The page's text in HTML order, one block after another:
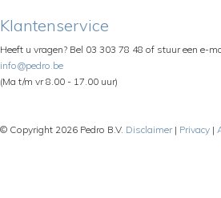
Klantenservice
Heeft u vragen? Bel 03 303 78 48 of stuur een e-
info@pedro.be
(Ma t/m vr 8.00 - 17.00 uur)
© Copyright 2026 Pedro B.V. Disclaimer| Privacy |